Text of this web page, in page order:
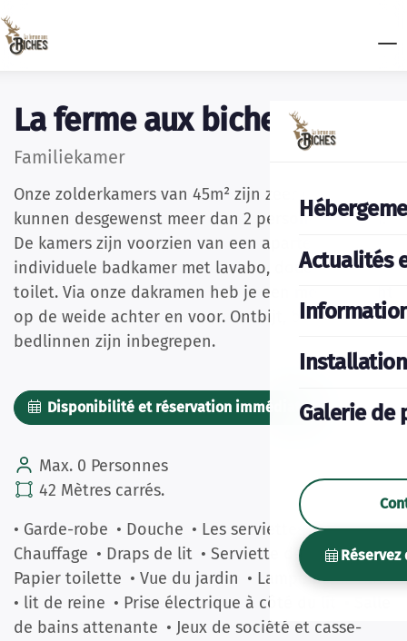
Actualités
Galerie de
La ferme aux biches
Familiekamer
Onze zolderkamers van 45m² zijn zeer ruim en er
kunnen desgewenst meer dan 2 personen slapen.
De kamers zijn voorzien van een aparte
individuele badkamer met lavabo, douche en
toilet. Via onze dakramen heb je een mooi uitzicht
op de weide achter en voor. Ontbijt, bad- en
bedlinnen zijn inbegrepen.
Disponibilité et réservation immédiate
Max. 0 Personnes
42 Mètres carrés.
• Garde-robe • Douche • Les serviettes
•
Chauffage • Draps de lit • Serviette de bain •
Papier toilette • Vue du jardin • Lampe de lecture
• lit de reine • Prise électrique à côté du lit
de bains attenante • Jeux de société et casse-